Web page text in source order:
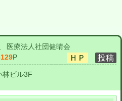
医療法人社団健晴会
P
ビル3F